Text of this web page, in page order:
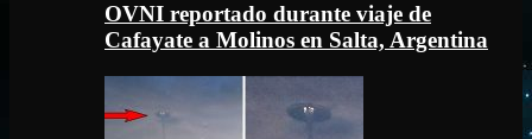
OVNI reportado durante viaje de
Cafayate a Molinos en Salta, Argentina